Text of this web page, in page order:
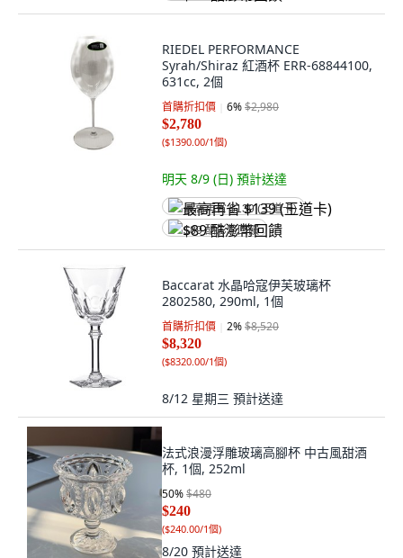
RIEDEL PERFORMANCE
Syrah/Shiraz 紅酒杯 ERR-68844100,
631cc, 2個
首購折扣價 6%$2,980
$2,780
($1390.00/1個)
明天 8/9 (日) 預計送達
最高再省 $139 (王道卡)
$89 酷澎幣回饋
Baccarat 水晶哈寇伊芙玻璃杯
2802580, 290ml, 1個
首購折扣價 2%$8,520
$8,320
($8320.00/1個)
8/12 星期三 預計送達
法式浪漫浮雕玻璃高腳杯 中古風甜酒
杯, 1個, 252ml
50%$480
$240
($240.00/1個)
8/20 預計送達